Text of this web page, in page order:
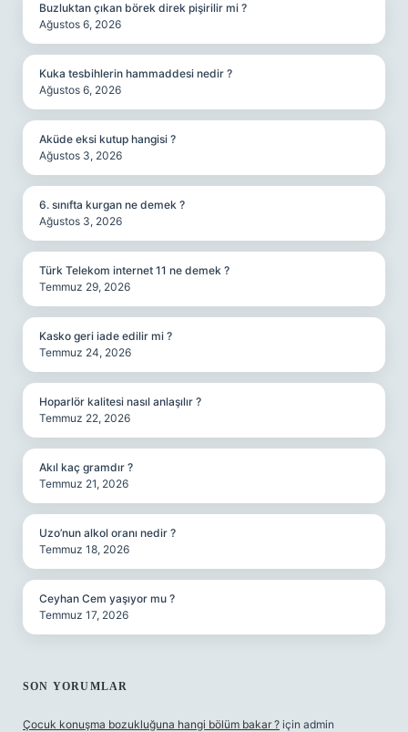
Buzluktan çıkan börek direk pişirilir mi ?
Ağustos 6, 2026
Kuka tesbihlerin hammaddesi nedir ?
Ağustos 6, 2026
Aküde eksi kutup hangisi ?
Ağustos 3, 2026
6. sınıfta kurgan ne demek ?
Ağustos 3, 2026
Türk Telekom internet 11 ne demek ?
Temmuz 29, 2026
Kasko geri iade edilir mi ?
Temmuz 24, 2026
Hoparlör kalitesi nasıl anlaşılır ?
Temmuz 22, 2026
Akıl kaç gramdır ?
Temmuz 21, 2026
Uzo’nun alkol oranı nedir ?
Temmuz 18, 2026
Ceyhan Cem yaşıyor mu ?
Temmuz 17, 2026
SON YORUMLAR
Çocuk konuşma bozukluğuna hangi bölüm bakar ? için admin